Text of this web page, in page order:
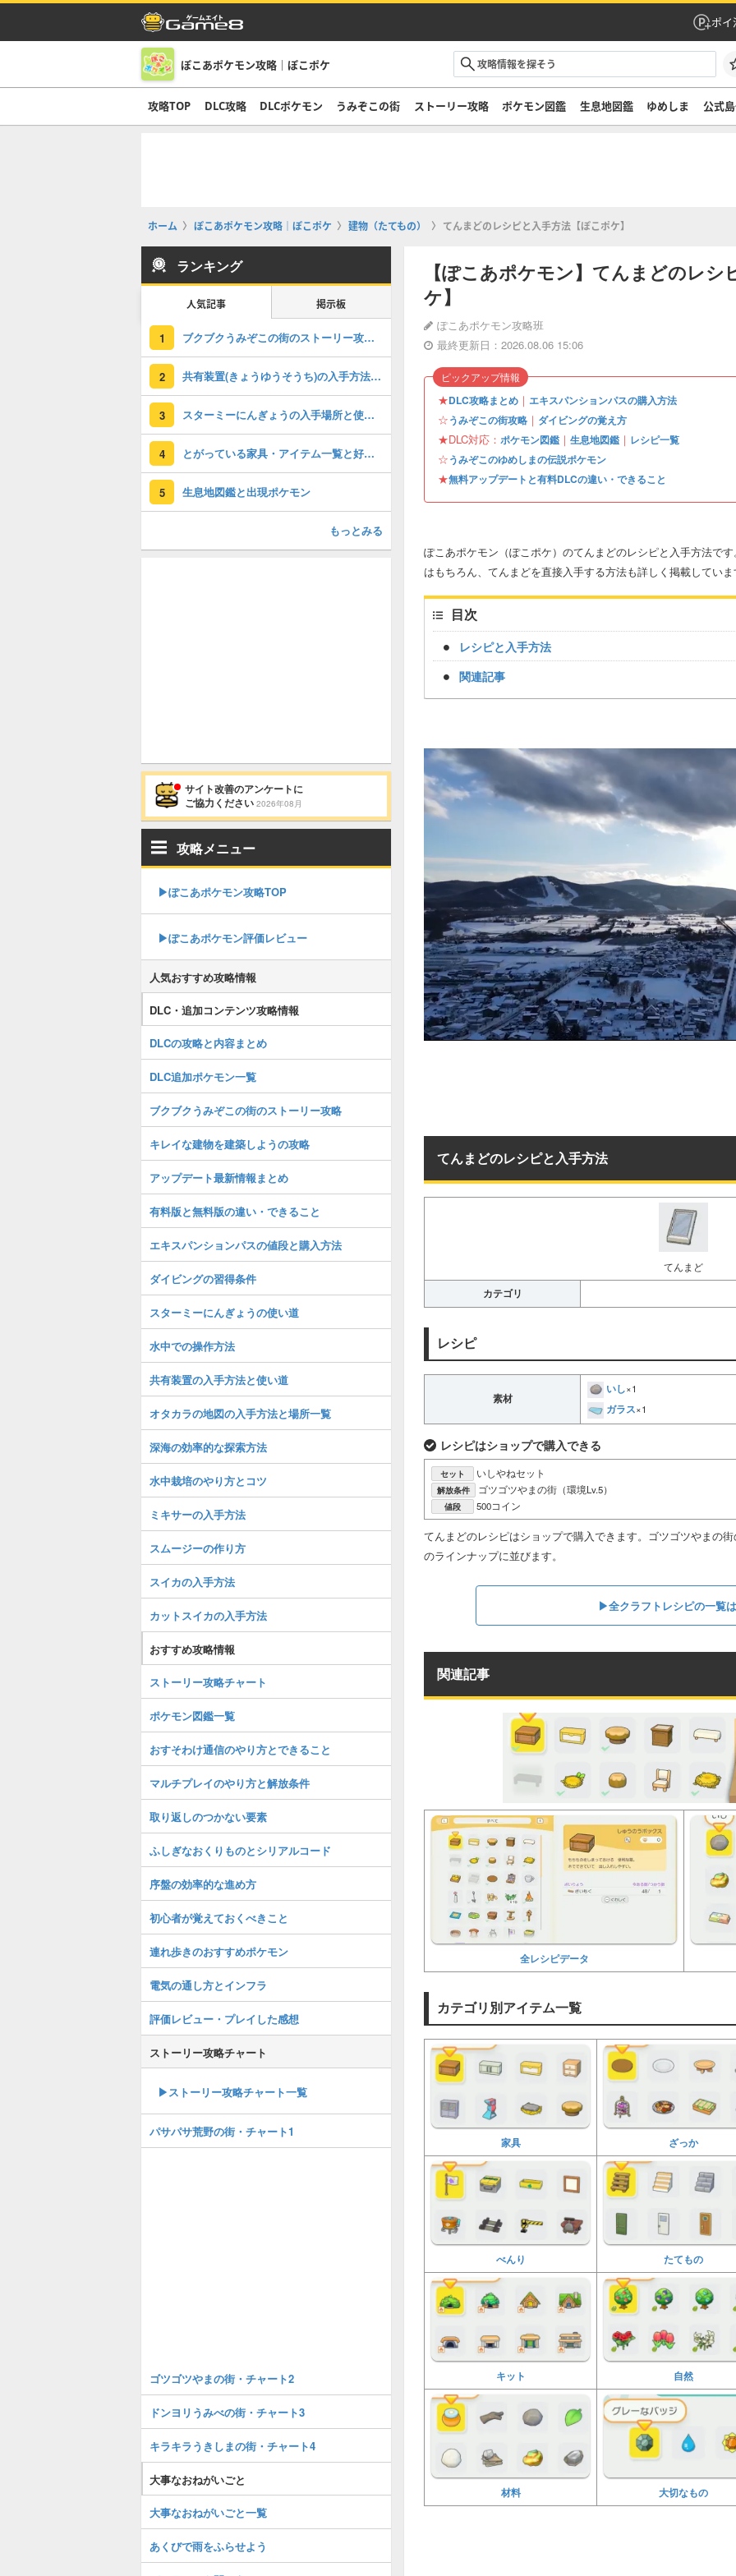
ポイ
ぽこあポケモン攻略｜ぽこポケ
攻略TOP DLC攻略 DLCポケモン うみぞこの街 ストーリー攻略 ポケモン図鑑 生息地図鑑 ゆめしま 公式
ホーム ぽこあポケモン攻略｜ぽこポケ 建物（たてもの） てんまどのレシピと入手方法【ぽこポケ】
【ぽこあポケモン】てんまどのレシ
ケ】
ぽこあポケモン攻略班
最終更新日：2026.08.06 15:06
★DLC攻略まとめ ｜ エキスパンションパスの購入方法
☆うみぞこの街攻略 ｜ ダイビングの覚え方
★DLC対応： ポケモン図鑑 ｜ 生息地図鑑 ｜ レシピ一覧
☆うみぞこのゆめしまの伝説ポケモン
★無料アップデートと有料DLCの違い・できること
ピックアップ情報
ぽこあポケモン（ぽこポケ）のてんまどのレシピと入手方法で
はもちろん、てんまどを直接入手する方法も詳しく掲載してい
目次
レシピと入手方法
関連記事
てんまどのレシピと入手方法
てんまど
カテゴリ
レシピ
素材
いし×1
ガラス×1
レシピはショップで購入できる
セット いしやねセット
解放条件 ゴツゴツやまの街（環境Lv.5）
値段 500コイン
てんまどのレシピはショップで購入できます。ゴツゴツやまの
のラインナップに並びます。
▶︎全クラフトレシピの一覧
関連記事
全レシピデータ
カテゴリ別アイテム一覧
家具 ざっか
べんり たてもの
キット 自然
材料 大切なもの
ランキング
人気記事 掲示板
1 ブクブクうみぞこの街のストーリー攻略・DLC第1弾
2 共有装置(きょうゆうそうち)の入手方法と使い道
3 スターミーにんぎょうの入手場所と使い道
4 とがっている家具・アイテム一覧と好きなポケモン
5 生息地図鑑と出現ポケモン
もっとみる
サイト改善のアンケートに
ご協力ください 2026年08月
攻略メニュー
▶︎ぽこあポケモン攻略TOP
▶︎ぽこあポケモン評価レビュー
人気おすすめ攻略情報
DLC・追加コンテンツ攻略情報
DLCの攻略と内容まとめ
DLC追加ポケモン一覧
ブクブクうみぞこの街のストーリー攻略
キレイな建物を建築しようの攻略
アップデート最新情報まとめ
有料版と無料版の違い・できること
エキスパンションパスの値段と購入方法
ダイビングの習得条件
スターミーにんぎょうの使い道
水中での操作方法
共有装置の入手方法と使い道
オタカラの地図の入手方法と場所一覧
深海の効率的な探索方法
水中栽培のやり方とコツ
ミキサーの入手方法
スムージーの作り方
スイカの入手方法
カットスイカの入手方法
おすすめ攻略情報
ストーリー攻略チャート
ポケモン図鑑一覧
おすそわけ通信のやり方とできること
マルチプレイのやり方と解放条件
取り返しのつかない要素
ふしぎなおくりものとシリアルコード
序盤の効率的な進め方
初心者が覚えておくべきこと
連れ歩きのおすすめポケモン
電気の通し方とインフラ
評価レビュー・プレイした感想
ストーリー攻略チャート
▶ストーリー攻略チャート一覧
パサパサ荒野の街・チャート1
ゴツゴツやまの街・チャート2
ドンヨリうみべの街・チャート3
キラキラうきしまの街・チャート4
大事なおねがいごと
大事なおねがいごと一覧
あくびで雨をふらせよう